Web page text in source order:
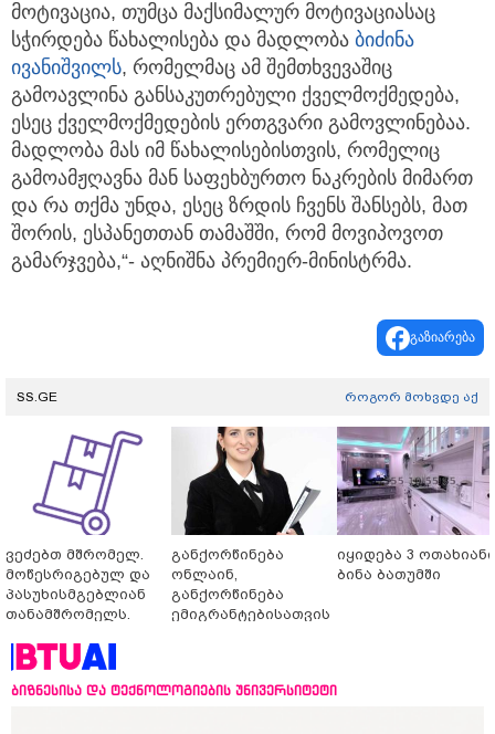
მოტივაცია, თუმცა მაქსიმალურ მოტივაციასაც
სჭირდება წახალისება და მადლობა ბიძინა
ივანიშვილს, რომელმაც ამ შემთხვევაშიც
გამოავლინა განსაკუთრებული ქველმოქმედება,
ესეც ქველმოქმედების ერთგვარი გამოვლინებაა.
მადლობა მას იმ წახალისებისთვის, რომელიც
გამოამჟღავნა მან საფეხბურთო ნაკრების მიმართ
და რა თქმა უნდა, ესეც ზრდის ჩვენს შანსებს, მათ
შორის, ესპანეთთან თამაშში, რომ მოვიპოვოთ
გამარჯვება,“- აღნიშნა პრემიერ-მინისტრმა.
გაზიარება
SS.GE როგორ მოხვდე აქ
ვეძებთ მშრომელ.
მოწესრიგებულ და
პასუხისმგებლიან
თანამშრომელს.
განქორწინება
ონლაინ,
განქორწინება
ემიგრანტებისათვის
იყიდება 3 ოთახიანი
ბინა ბათუმში
ბიზნესისა და ტექნოლოგიების უნივერსიტეტი